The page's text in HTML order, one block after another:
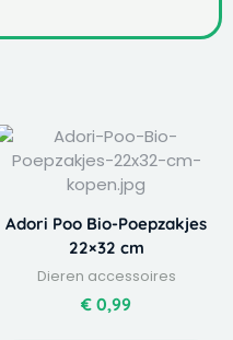
Adori Poo Bio-Poepzakjes
22×32 cm
Dieren accessoires
€ 0,99